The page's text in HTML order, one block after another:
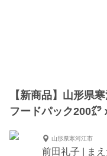
【新商品】山形県
フードパック200㌘
山形県寒河江市
前田礼子 | まえ